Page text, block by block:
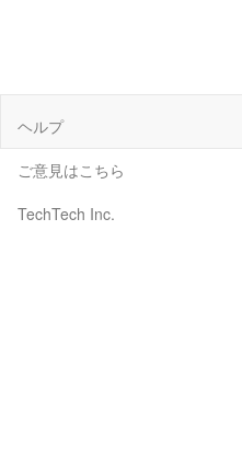
ヘルプ
ご意見はこちら
TechTech Inc.